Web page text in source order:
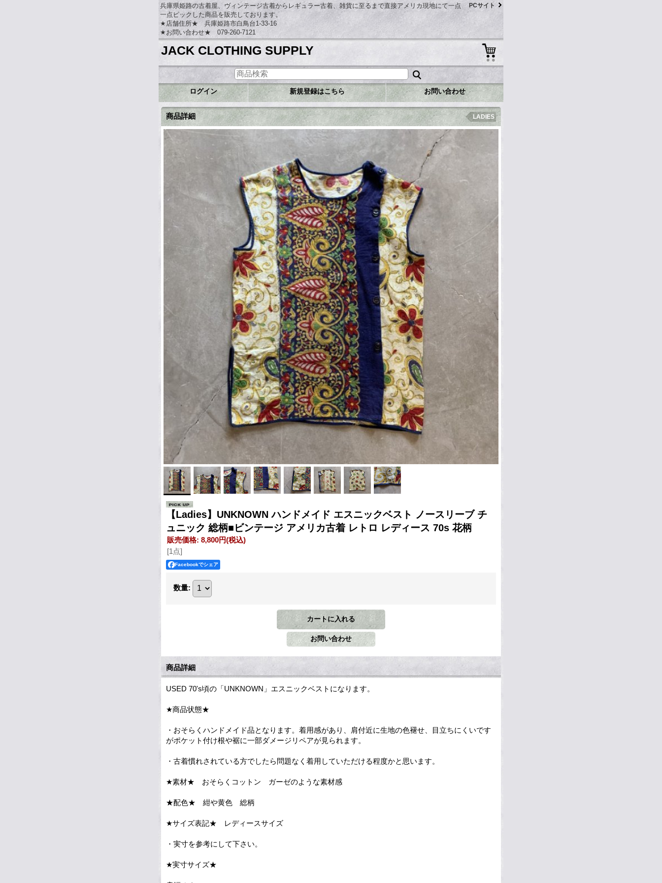
兵庫県姫路の古着屋、ヴィンテージ古着からレギュラー古着、雑貨に至るまで直接アメリカ現地にて一点
一点ピックした商品を販売しております。
★店舗住所★ 兵庫姫路市白鳥台1-33-16
★お問い合わせ★ 079-260-7121
PCサイト
JACK CLOTHING SUPPLY
ログイン 新規登録はこちら お問い合わせ
商品詳細 LADIES
【Ladies】UNKNOWN ハンドメイド エスニックベスト ノースリーブ チ
ュニック 総柄■ビンテージ アメリカ古着 レトロ レディース 70s 花柄
販売価格: 8,800円(税込)
[1点]
Facebookでシェア
数量:
商品詳細
USED 70's頃の「UNKNOWN」エスニックベストになります。
★商品状態★
・おそらくハンドメイド品となります。着用感があり、肩付近に生地の色褪せ、目立ちにくいです
がポケット付け根や裾に一部ダメージリペアが見られます。
・古着慣れされている方でしたら問題なく着用していただける程度かと思います。
★素材★ おそらくコットン ガーゼのような素材感
★配色★ 紺や黄色 総柄
★サイズ表記★ レディースサイズ
・実寸を参考にして下さい。
★実寸サイズ★